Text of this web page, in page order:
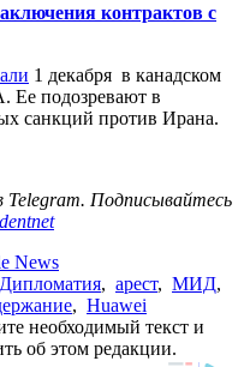
контрактов с
1 декабря в канадском
Ее подозревают в
санкций против Ирана.
Telegram. Подписывайтесь
News
Дипломатия, арест, МИД,
, Huawei
необходимый текст и
об этом редакции.